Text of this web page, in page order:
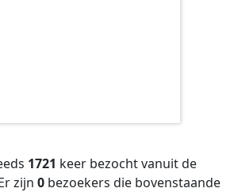
1721 keer bezocht vanuit de
zijn 0 bezoekers die bovenstaande